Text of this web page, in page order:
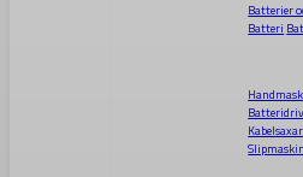
Batterier
Batteri
Kabelsaxar
Slipmaskin